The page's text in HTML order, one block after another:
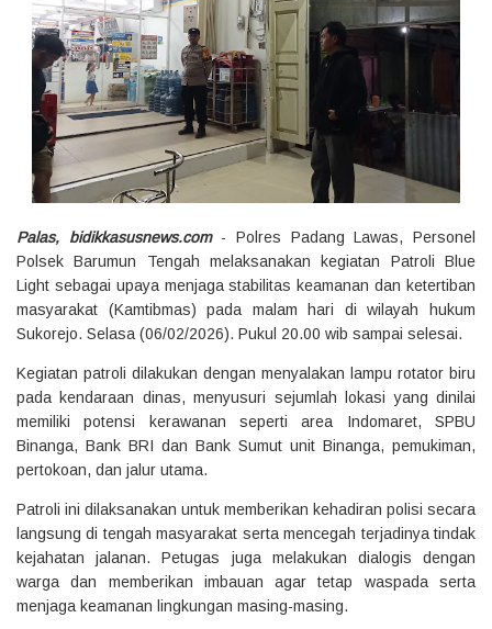
Palas, bidikkasusnews.com- Polres Padang Lawas, Personel
Polsek Barumun Tengah melaksanakan kegiatan Patroli Blue
Light sebagai upaya menjaga stabilitas keamanan dan ketertiban
masyarakat (Kamtibmas) pada malam hari di wilayah hukum
Sukorejo. Selasa (06/02/2026). Pukul 20.00 wib sampai selesai.
Kegiatan patroli dilakukan dengan menyalakan lampu rotator biru
pada kendaraan dinas, menyusuri sejumlah lokasi yang dinilai
memiliki potensi kerawanan seperti area Indomaret, SPBU
Binanga, Bank BRI dan Bank Sumut unit Binanga, pemukiman,
pertokoan, dan jalur utama.
Patroli ini dilaksanakan untuk memberikan kehadiran polisi secara
langsung di tengah masyarakat serta mencegah terjadinya tindak
kejahatan jalanan. Petugas juga melakukan dialogis dengan
warga dan memberikan imbauan agar tetap waspada serta
menjaga keamanan lingkungan masing-masing.